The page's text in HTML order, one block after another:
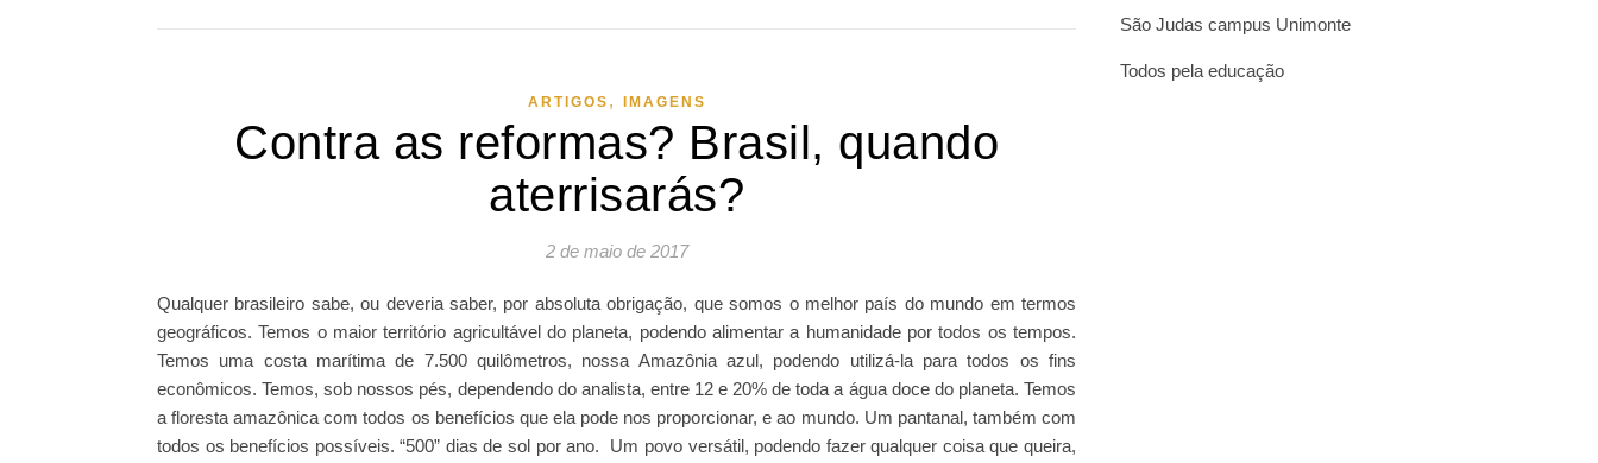
ARTIGOS , IMAGENS
Contra as reformas? Brasil, quando
aterrisarás?
2 de maio de 2017
Qualquer brasileiro sabe, ou deveria saber, por absoluta obrigação, que somos o melhor país do mundo em termos
geográficos. Temos o maior território agricultável do planeta, podendo alimentar a humanidade por todos os tempos.
Temos uma costa marítima de 7.500 quilômetros, nossa Amazônia azul, podendo utilizá-la para todos os fins
econômicos. Temos, sob nossos pés, dependendo do analista, entre 12 e 20% de toda a água doce do planeta. Temos
a floresta amazônica com todos os benefícios que ela pode nos proporcionar, e ao mundo. Um pantanal, também com
todos os benefícios possíveis. “500” dias de sol por ano. Um povo versátil, podendo fazer qualquer coisa que queira,
São Judas campus Unimonte
Todos pela educação